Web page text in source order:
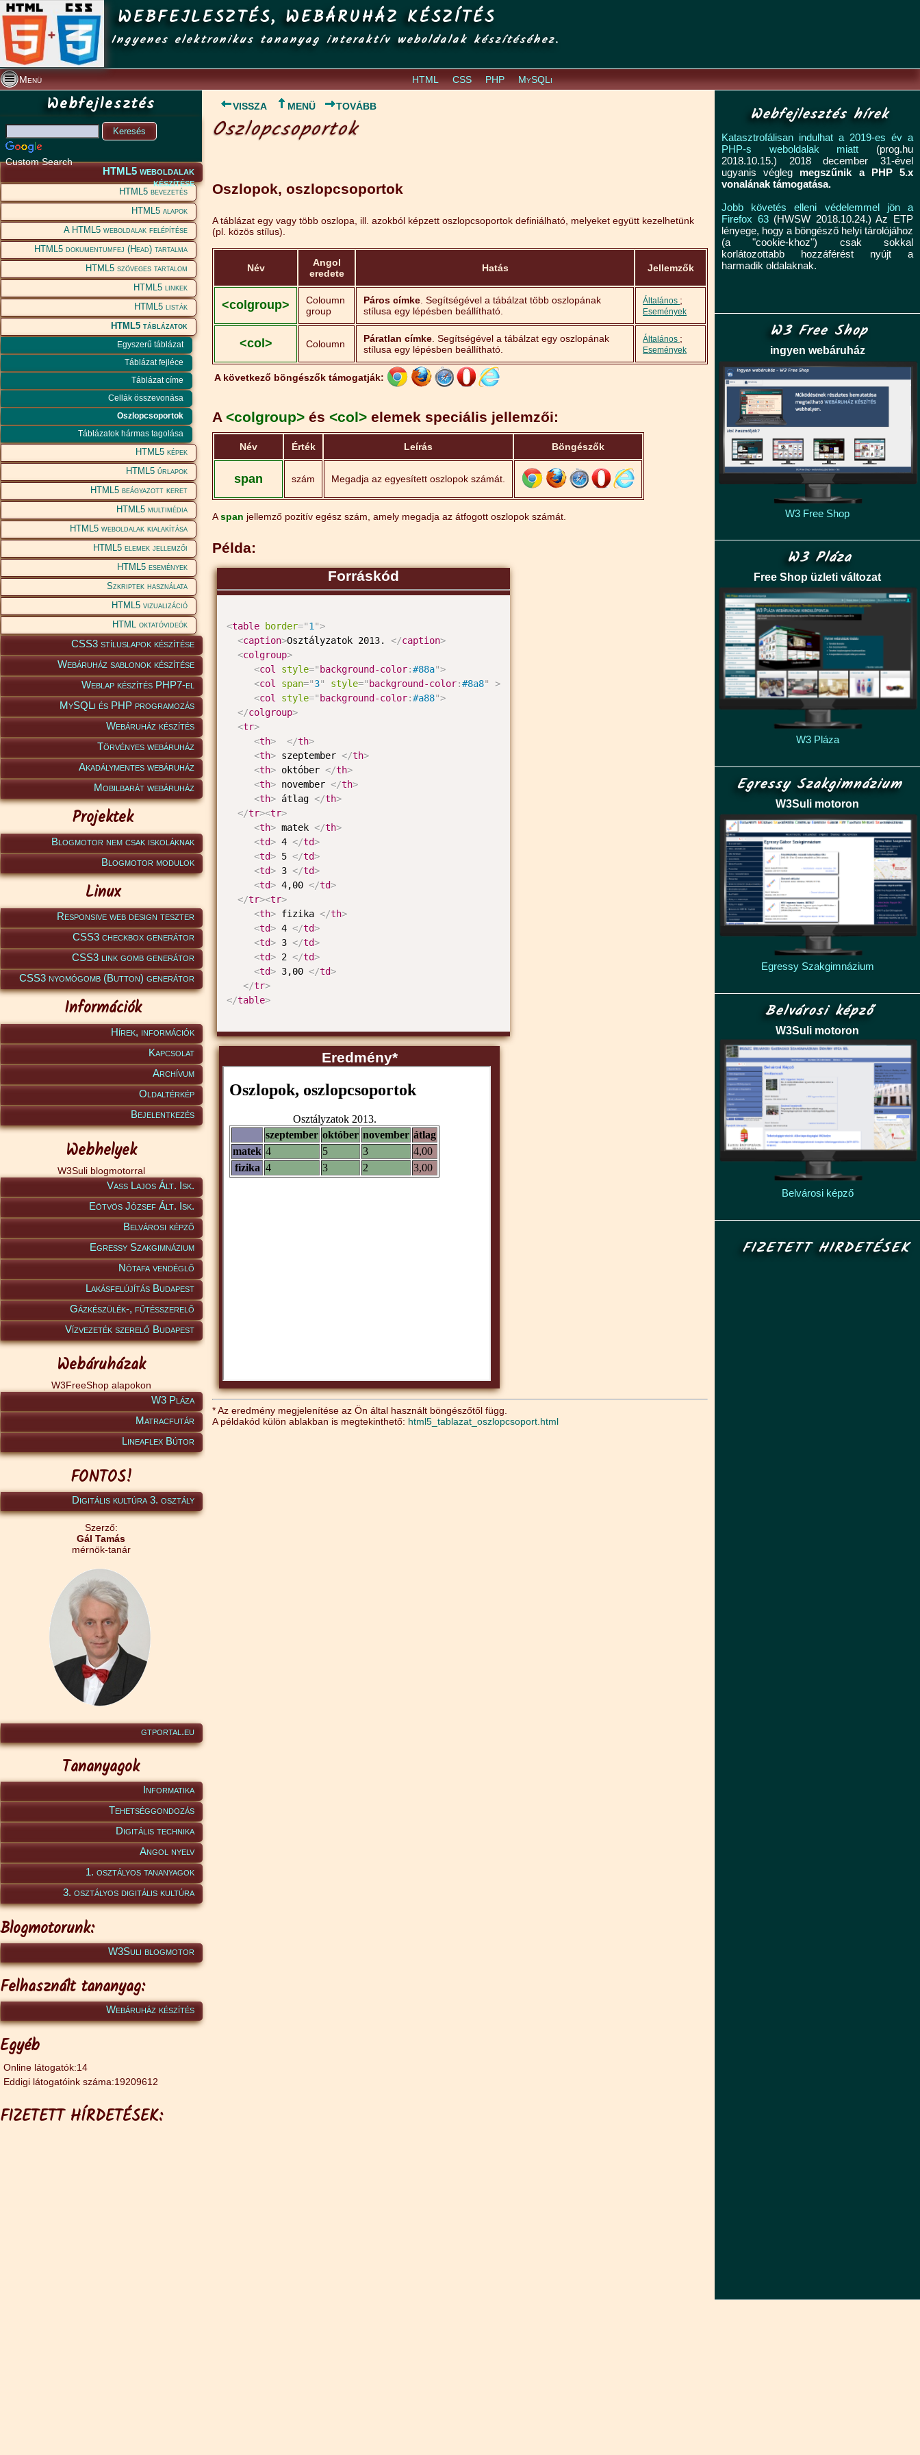
WEBFEJLESZTÉS, WEBÁRUHÁZ KÉSZÍTÉS
Ingyenes elektronikus tananyag interaktív weboldalak készítéséhez.
Menü HTML CSS PHP MySQLi
Webfejlesztés
Custom Search
HTML5 weboldalak
készítése
HTML5 bevezetés
HTML5 alapok
A HTML5 weboldalak felépítése
HTML5 dokumentumfej (Head) tartalma
HTML5 szöveges tartalom
HTML5 linkek
HTML5 listák
HTML5 táblázatok
Egyszerű táblázat
Táblázat fejléce
Táblázat címe
Cellák összevonása
Oszlopcsoportok
Táblázatok hármas tagolása
HTML5 képek
HTML5 űrlapok
HTML5 beágyazott keret
HTML5 multimédia
HTML5 weboldalak kialakítása
HTML5 elemek jellemzői
HTML5 események
Szkriptek használata
HTML5 vizualizáció
HTML oktatóvideók
CSS3 stíluslapok készítése
Webáruház sablonok készítése
Weblap készítés PHP7-el
MySQLi és PHP programozás
Webáruház készítés
Törvényes webáruház
Akadálymentes webáruház
Mobilbarát webáruház
Projektek
Blogmotor nem csak iskoláknak
Blogmotor modulok
Linux
Responsive web design teszter
CSS3 checkbox generátor
CSS3 link gomb generátor
CSS3 nyomógomb (Button) generátor
Információk
Hírek, információk
Kapcsolat
Archívum
Oldaltérkép
Bejelentkezés
Webhelyek
W3Suli blogmotorral
Vass Lajos Ált. Isk.
Eötvös József Ált. Isk.
Belvárosi képző
Egressy Szakgimnázium
Nótafa vendéglő
Lakásfelújítás Budapest
Gázkészülék-, fűtésszerelő
Vízvezeték szerelő Budapest
Webáruházak
W3FreeShop alapokon
W3 Pláza
Matracfutár
Lineaflex Bútor
FONTOS!
Digitális kultúra 3. osztály
Szerző:
Gál Tamás
mérnök-tanár
gtportal.eu
Tananyagok
Informatika
Tehetséggondozás
Digitális technika
Angol nyelv
1. osztályos tananyagok
3. osztályos digitális kultúra
Blogmotorunk:
W3Suli blogmotor
Felhasznált tananyag:
Webáruház készítés
Egyéb
Online látogatók:14
Eddigi látogatóink száma:19209612
FIZETETT HÍRDETÉSEK:
VISSZA MENÜ TOVÁBB
Oszlopcsoportok
Oszlopok, oszlopcsoportok
A táblázat egy vagy több oszlopa, ill. azokból képzett oszlopcsoportok definiálható, melyeket együtt kezelhetünk
(pl. közös stílus).
Név
Angol
eredete
Hatás Jellemzők
<colgroup>
Coloumn
group
Páros címke . Segítségével a tábálzat több oszlopának
stílusa egy lépésben beállítható.
Általános ;
Események
<col> Coloumn Páratlan címke . Segítségével a tábálzat egy oszlopának
stílusa egy lépésben beállítható.
Általános ;
Események
A következő böngészők támogatják:
A <colgroup> és <col> elemek speciális jellemzői:
Név Érték Leírás Böngészők
span szám Megadja az egyesített oszlopok számát.
Aspan jellemző pozitív egész szám, amely megadja az átfogott oszlopok számát.
Példa:
Forráskód
<table border="1 ">
<caption>Osztályzatok 2013. </caption>
<colgroup>
<col style=" background-color:#88a">
<col span="3" style=" background-color:#8a8"
>
<col style=" background-color:#a88">
</colgroup>
<tr>
<th> </th>
<th> szeptember </th>
<th> október </th>
<th> november </th>
<th> átlag </th>
</tr><tr>
<th> matek </th>
<td> 4 </td>
<td> 5 </td>
<td> 3 </td>
<td> 4,00 </td>
</tr><tr>
<th> fizika </th>
<td> 4 </td>
<td> 3 </td>
<td> 2 </td>
<td> 3,00 </td>
</tr>
</table>
Eredmény*
* Az eredmény megjelenítése az Ön által használt böngészőtől függ.
A példakód külön ablakban is megtekinthető: html5_tablazat_oszlopcsoport.html
Webfejlesztés hírek
Katasztrofálisan indulhat a 2019-es év a
PHP-s weboldalak miatt (prog.hu
2018.10.15.) 2018 december 31-ével
ugyanis végleg megszűnik a PHP 5.x
vonalának támogatása.
Jobb követés elleni védelemmel jön a
Firefox 63(HWSW 2018.10.24.) Az ETP
lényege, hogy a böngésző helyi tárolójához
(a "cookie-khoz") csak sokkal
korlátozottabb hozzáférést nyújt a
harmadik oldalaknak.
W3 Free Shop
ingyen webáruház
W3 Free Shop
W3 Pláza
Free Shop üzleti változat
W3 Pláza
Egressy Szakgimnázium
W3Suli motoron
Egressy Szakgimnázium
Belvárosi képző
W3Suli motoron
Belvárosi képző
FIZETETT HIRDETÉSEK